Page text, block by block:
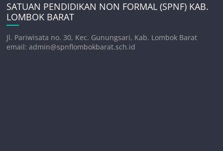
SATUAN PENDIDIKAN NON FORMAL (SPNF) KAB.
LOMBOK BARAT
Jl. Pariwisata no. 30, Kec. Gunungsari, Kab. Lombok Barat
email: admin@spnflombokbarat.sch.id